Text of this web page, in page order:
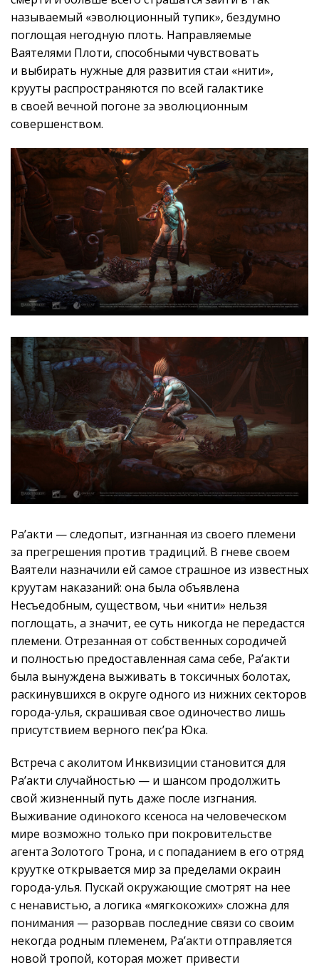
называемый «эволюционный тупик», бездумно
поглощая негодную плоть. Направляемые
Ваятелями Плоти, способными чувствовать
и выбирать нужные для развития стаи «нити»,
крууты распространяются по всей галактике
в своей вечной погоне за эволюционным
совершенством.
Ра’акти — следопыт, изгнанная из своего племени
за прегрешения против традиций. В гневе своем
Ваятели назначили ей самое страшное из известных
круутам наказаний: она была объявлена
Несъедобным, существом, чьи «нити» нельзя
поглощать, а значит, ее суть никогда не передастся
племени. Отрезанная от собственных сородичей
и полностью предоставленная сама себе, Ра’акти
была вынуждена выживать в токсичных болотах,
раскинувшихся в округе одного из нижних секторов
города-улья, скрашивая свое одиночество лишь
присутствием верного пек’ра Юка.
Встреча с аколитом Инквизиции становится для
Ра’акти случайностью — и шансом продолжить
свой жизненный путь даже после изгнания.
Выживание одинокого ксеноса на человеческом
мире возможно только при покровительстве
агента Золотого Трона, и с попаданием в его отряд
круутке открывается мир за пределами окраин
города-улья. Пускай окружающие смотрят на нее
с ненавистью, а логика «мягкокожих» сложна для
понимания — разорвав последние связи со своим
некогда родным племенем, Ра’акти отправляется
новой тропой, которая может привести